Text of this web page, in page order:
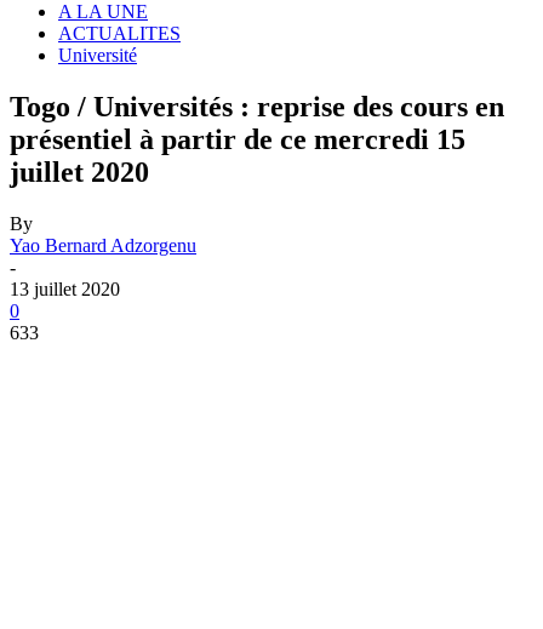
A LA UNE
ACTUALITES
Université
Togo / Universités : reprise des cours en
présentiel à partir de ce mercredi 15
juillet 2020
By
Yao Bernard Adzorgenu
-
13 juillet 2020
0
633